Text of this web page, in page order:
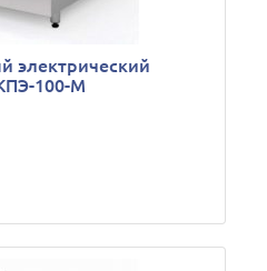
электрический
100-М